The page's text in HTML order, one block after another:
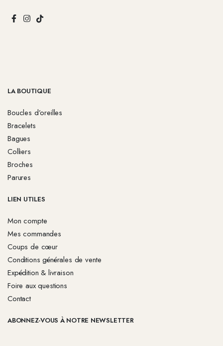
LA BOUTIQUE
Boucles d’oreilles
Bracelets
Bagues
Colliers
Broches
Parures
LIEN UTILES
Mon compte
Mes commandes
Coups de cœur
Conditions générales de vente
Expédition & livraison
Foire aux questions
Contact
ABONNEZ-VOUS À NOTRE NEWSLETTER